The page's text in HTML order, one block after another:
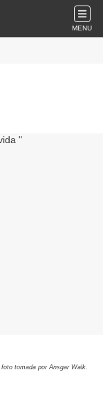
MENU
foto tomada por Ansgar Walk.